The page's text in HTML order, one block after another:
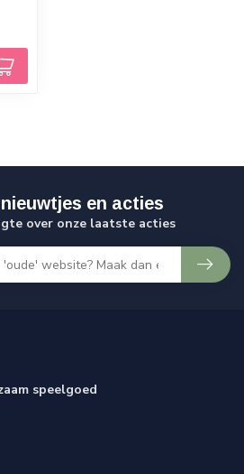
en acties
over onze laatste acties
speelgoed